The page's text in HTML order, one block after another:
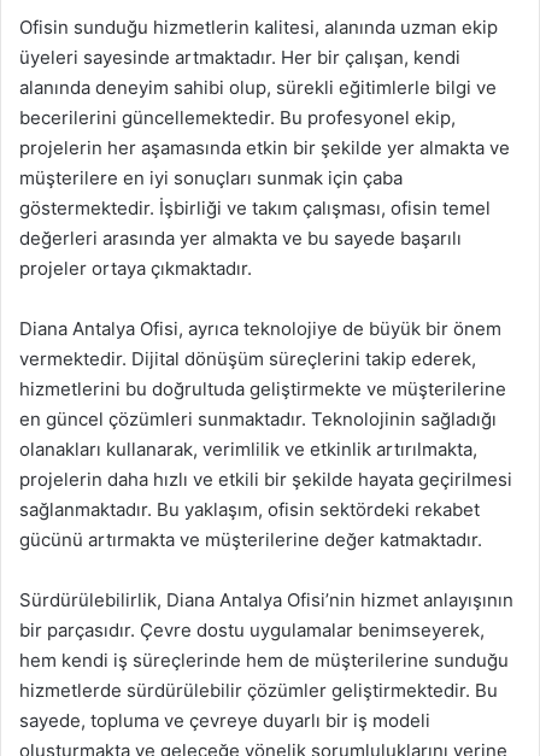
Ofisin sunduğu hizmetlerin kalitesi, alanında uzman ekip
üyeleri sayesinde artmaktadır. Her bir çalışan, kendi
alanında deneyim sahibi olup, sürekli eğitimlerle bilgi ve
becerilerini güncellemektedir. Bu profesyonel ekip,
projelerin her aşamasında etkin bir şekilde yer almakta ve
müşterilere en iyi sonuçları sunmak için çaba
göstermektedir. İşbirliği ve takım çalışması, ofisin temel
değerleri arasında yer almakta ve bu sayede başarılı
projeler ortaya çıkmaktadır.
Diana Antalya Ofisi, ayrıca teknolojiye de büyük bir önem
vermektedir. Dijital dönüşüm süreçlerini takip ederek,
hizmetlerini bu doğrultuda geliştirmekte ve müşterilerine
en güncel çözümleri sunmaktadır. Teknolojinin sağladığı
olanakları kullanarak, verimlilik ve etkinlik artırılmakta,
projelerin daha hızlı ve etkili bir şekilde hayata geçirilmesi
sağlanmaktadır. Bu yaklaşım, ofisin sektördeki rekabet
gücünü artırmakta ve müşterilerine değer katmaktadır.
Sürdürülebilirlik, Diana Antalya Ofisi’nin hizmet anlayışının
bir parçasıdır. Çevre dostu uygulamalar benimseyerek,
hem kendi iş süreçlerinde hem de müşterilerine sunduğu
hizmetlerde sürdürülebilir çözümler geliştirmektedir. Bu
sayede, topluma ve çevreye duyarlı bir iş modeli
oluşturmakta ve geleceğe yönelik sorumluluklarını yerine